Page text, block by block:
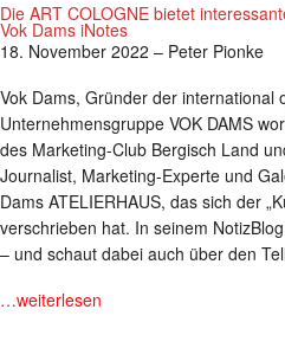
Die ART COLOGNE bietet
Vok Dams iNotes
18. November 2022 – Peter Pionke
Vok Dams, Gründer der international
Unternehmensgruppe VOK DAMS
des Marketing-Club Bergisch Land
Journalist, Marketing-Experte und
Dams ATELIERHAUS, das sich der
verschrieben hat. In seinem
– und schaut dabei auch über den
…weiterlesen